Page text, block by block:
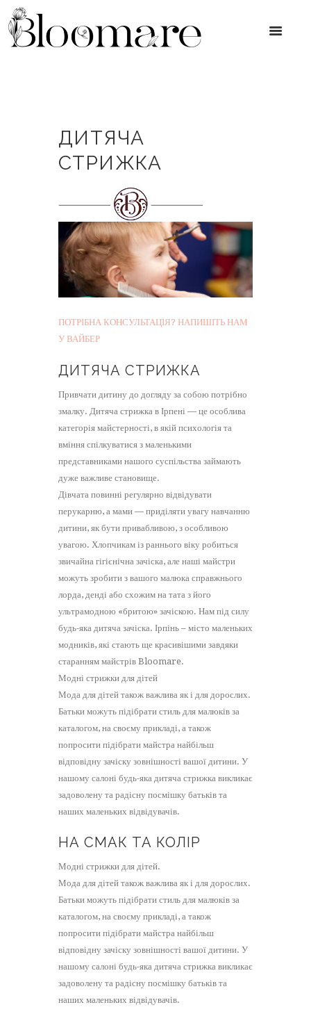
ДИТЯЧА
СТРИЖКА
ПОТРІБНА КОНСУЛЬТАЦІЯ? НАПИШІТЬ НАМ
У ВАЙБЕР
ДИТЯЧА СТРИЖКА
Привчати дитину до догляду за собою потрібно
змалку. Дитяча стрижка в Ірпені — це особлива
категорія майстерності, в якій психологія та
вміння спілкуватися з маленькими
представниками нашого суспільства займають
дуже важливе становище.
Дівчата повинні регулярно відвідувати
перукарню, а мами — приділяти увагу навчанню
дитини, як бути привабливою, з особливою
увагою. Хлопчикам із раннього віку робиться
звичайна гігієнічна зачіска, але наші майстри
можуть зробити з вашого малюка справжнього
лорда, денді або схожим на тата з його
ультрамодною «бритою» зачіскою. Нам під силу
будь-яка дитяча зачіска. Ірпінь – місто маленьких
модників, які стають ще красивішими завдяки
старанням майстрів Bloomare.
Модні стрижки для дітей
Мода для дітей також важлива як і для дорослих.
Батьки можуть підібрати стиль для малюків за
каталогом, на своєму прикладі, а також
попросити підібрати майстра найбільш
відповідну зачіску зовнішності вашої дитини. У
нашому салоні будь-яка дитяча стрижка викликає
задоволену та радісну посмішку батьків та
наших маленьких відвідувачів.
НА СМАК ТА КОЛІР
Модні стрижки для дітей.
Мода для дітей також важлива як і для дорослих.
Батьки можуть підібрати стиль для малюків за
каталогом, на своєму прикладі, а також
попросити підібрати майстра найбільш
відповідну зачіску зовнішності вашої дитини. У
нашому салоні будь-яка дитяча стрижка викликає
задоволену та радісну посмішку батьків та
наших маленьких відвідувачів.